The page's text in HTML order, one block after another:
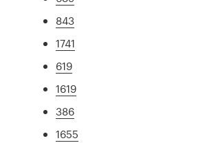
843
1741
619
1619
386
1655